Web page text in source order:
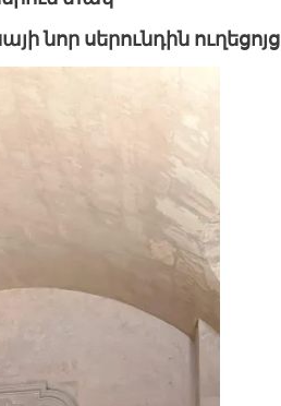
նոր սերունդին ուղեցոյց